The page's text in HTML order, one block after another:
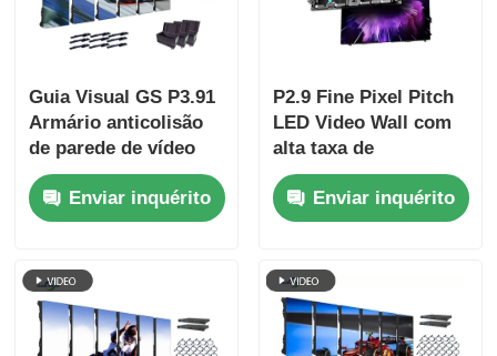
Guia Visual GS P3.91
Armário anticolisão
de parede de vídeo
LED modular colorido
para exterior 5000cd
Enviar inquérito
P2.9 Fine Pixel Pitch
LED Video Wall com
alta taxa de
atualização de
7680Hz e backup de
energia e sinal duplo
Enviar inquérito